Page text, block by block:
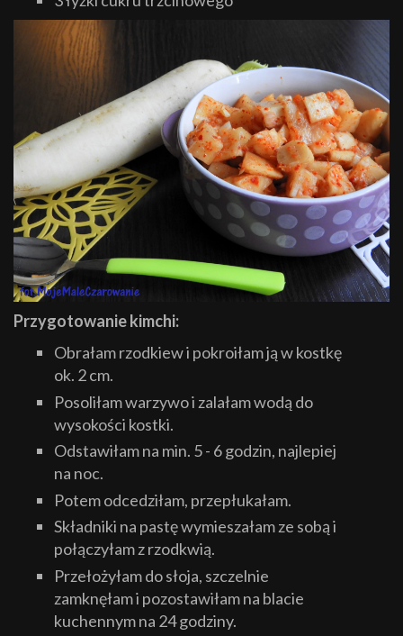
Przygotowanie kimchi:
Obrałam rzodkiew i pokroiłam ją w kostkę
ok. 2 cm.
Posoliłam warzywo i zalałam wodą do
wysokości kostki.
Odstawiłam na min. 5 - 6 godzin, najlepiej
na noc.
Potem odcedziłam, przepłukałam.
Składniki na pastę wymieszałam ze sobą i
połączyłam z rzodkwią.
Przełożyłam do słoja, szczelnie
zamknęłam i pozostawiłam na blacie
kuchennym na 24 godziny.